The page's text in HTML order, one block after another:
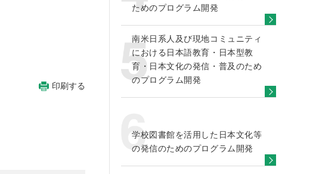
印刷する
ためのプログラム開発
南米日系人及び現地コミュニティ
における日本語教育・日本型教
育・日本文化の発信・普及のため
のプログラム開発
学校図書館を活用した日本文化等
の発信のためのプログラム開発